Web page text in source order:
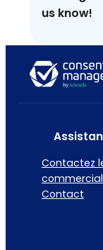
us know!
Contactez
commercial
Contact